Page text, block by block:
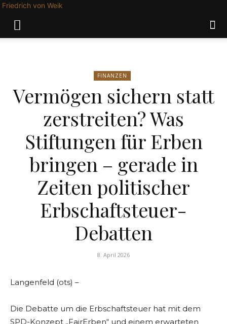
Friedrich von Weik
FINANZEN
Vermögen sichern statt
zerstreiten? Was
Stiftungen für Erben
bringen – gerade in
Zeiten politischer
Erbschaftsteuer-
Debatten
8. April 2026
Langenfeld (ots) –
Die Debatte um die Erbschaftsteuer hat mit dem
SPD-Konzept „FairErben“ und einem erwarteten